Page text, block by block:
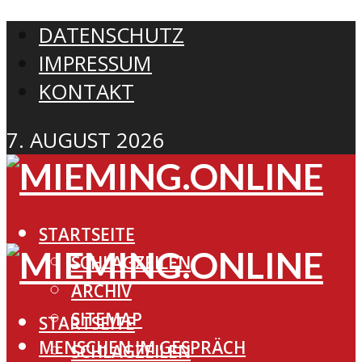
DATENSCHUTZ
IMPRESSUM
KONTAKT
7. AUGUST 2026
STARTSEITE
SCHLAGZEILEN
ARCHIV
SITEMAP
MENSCHEN IM GESPRÄCH
STARTSEITE
SCHLAGZEILEN